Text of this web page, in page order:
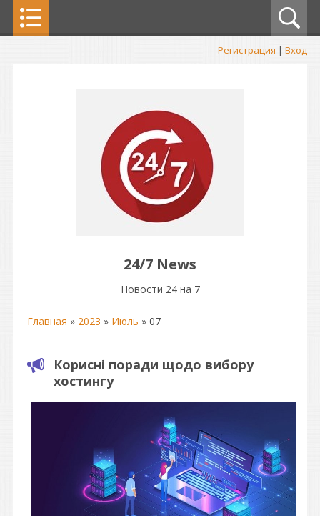
Регистрация | Вход
24/7 News
Новости 24 на 7
Главная » 2023 » Июль » 07
Корисні поради щодо вибору
хостингу